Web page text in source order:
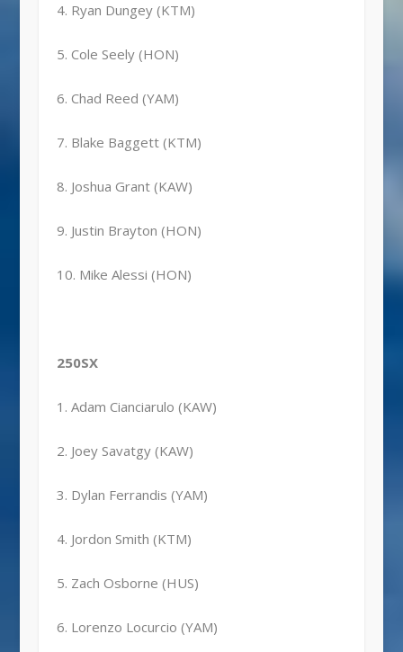
4. Ryan Dungey (KTM)
5. Cole Seely (HON)
6. Chad Reed (YAM)
7. Blake Baggett (KTM)
8. Joshua Grant (KAW)
9. Justin Brayton (HON)
10. Mike Alessi (HON)
250SX
1. Adam Cianciarulo (KAW)
2. Joey Savatgy (KAW)
3. Dylan Ferrandis (YAM)
4. Jordon Smith (KTM)
5. Zach Osborne (HUS)
6. Lorenzo Locurcio (YAM)